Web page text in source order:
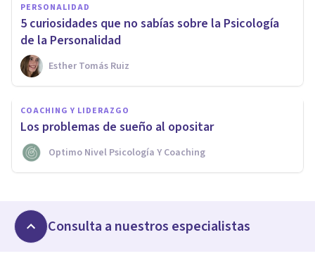
PERSONALIDAD
5 curiosidades que no sabías sobre la Psicología
de la Personalidad
Esther Tomás Ruiz
COACHING Y LIDERAZGO
Los problemas de sueño al opositar
Optimo Nivel Psicología Y Coaching
Consulta a nuestros especialistas